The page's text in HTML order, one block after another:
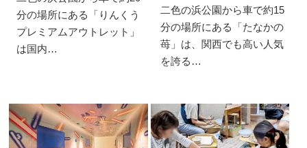
分の場所にある「りんくう
プレミアムアウトレット」
は国内…
二色の浜公園から車で約15
分の場所にある「たなかの
苺」は、関西でも高い人気
を誇る…